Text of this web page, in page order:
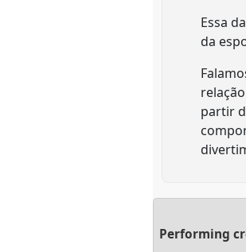
Essa
da
partir
Performing